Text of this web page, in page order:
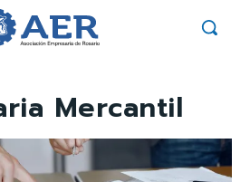
Mercantil